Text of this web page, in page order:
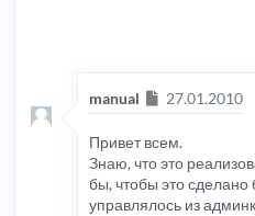
manual Сообщение
27.01.2010
Привет всем.
Знаю, что это
бы, чтобы это
управлялось из